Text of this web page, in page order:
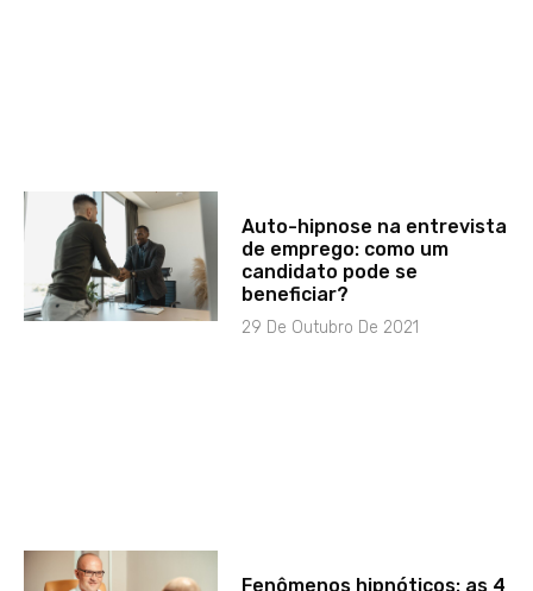
Auto-hipnose na entrevista
de emprego: como um
candidato pode se
beneficiar?
29 De Outubro De 2021
Fenômenos hipnóticos: as 4